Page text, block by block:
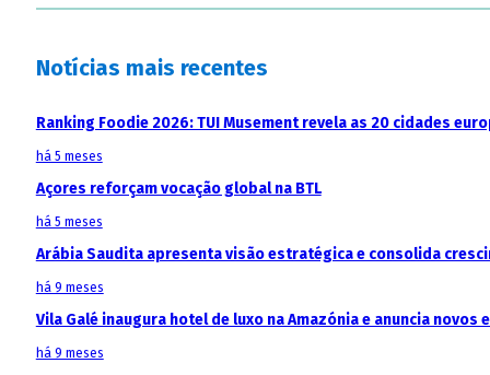
Notícias mais recentes
Ranking Foodie 2026: TUI Musement revela as 20 cidades
há 5 meses
Açores reforçam vocação global na BTL
há 5 meses
Arábia Saudita apresenta visão estratégica e consolida
há 9 meses
Vila Galé inaugura hotel de luxo na Amazónia e anuncia
há 9 meses